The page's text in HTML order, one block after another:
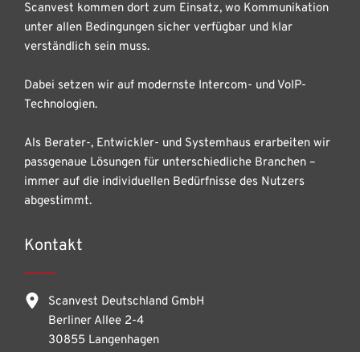
Scanvest kommen dort zum Einsatz, wo Kommunikation
unter allen Bedingungen sicher verfügbar und klar
verständlich sein muss.
Dabei setzen wir auf modernste Intercom- und VoIP-
Technologien.
Als Berater-, Entwickler- und Systemhaus erarbeiten wir
passgenaue Lösungen für unterschiedliche Branchen –
immer auf die individuellen Bedürfnisse des Nutzers
abgestimmt.
Kontakt
Scanvest Deutschland GmbH
Berliner Allee 2-4
30855 Langenhagen